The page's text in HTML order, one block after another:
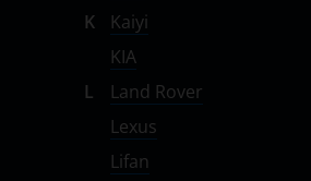
K
Kaiyi
KIA
L
Land Rover
Lexus
Lifan